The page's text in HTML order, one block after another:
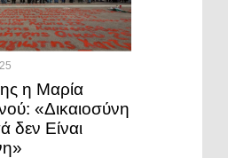
η Μαρία
«Δικαιοσύνη
δεν Είναι